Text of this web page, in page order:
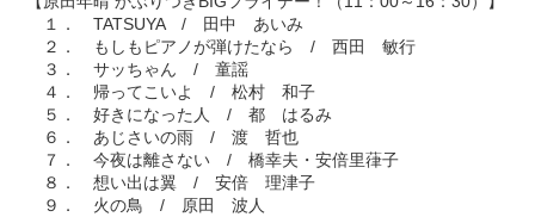
１． TATSUYA / 田中 あいみ
２． もしもピアノが弾けたなら / 西田 敏行
３． サッちゃん / 童謡
４． 帰ってこいよ / 松村 和子
５． 好きになった人 / 都 はるみ
６． あじさいの雨 / 渡 哲也
７． 今夜は離さない / 橋幸夫・安倍里葎子
８． 想い出は翼 / 安倍 理津子
９． 火の鳥 / 原田 波人